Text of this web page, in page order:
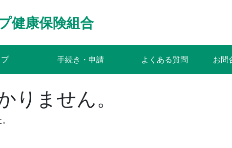
健康保険組合
プ 手続き・申請 よくある質問 お問
りません。